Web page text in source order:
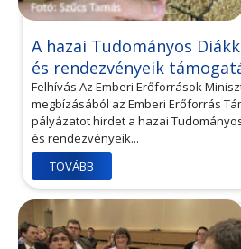
A hazai Tudományos
és rendezvényeik
Felhívás Az Emberi Erőforrások
megbízásából az Emberi Erőforrás
pályázatot hirdet a hazai
és rendezvényeik...
TOVÁBB